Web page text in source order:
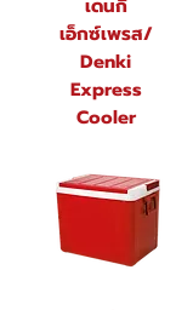
เดนกิ
เอ็กซ์เพรส/
Denki
Express
Cooler